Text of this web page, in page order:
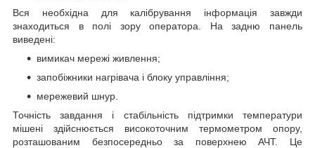
Вся необхідна для калібрування інформація завжди
знаходиться в полі зору оператора. На задню панель
виведені:
вимикач мережі живлення;
запобіжники нагрівача і блоку управління;
мережевий шнур.
Точність завдання і стабільність підтримки температури
мішені здійснюється високоточним термометром опору,
розташованим безпосередньо за поверхнею АЧТ. Це